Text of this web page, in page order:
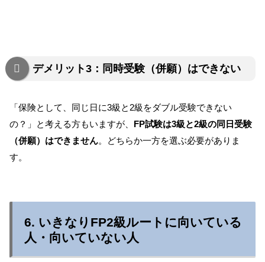
デメリット3：同時受験（併願）はできない
「保険として、同じ日に3級と2級をダブル受験できない
の？」と考える方もいますが、 FP試験は3級と2級の同日受験
（併願）はできません。どちらか一方を選ぶ必要がありま
す。
6. いきなりFP2級ルートに向いている
人・向いていない人